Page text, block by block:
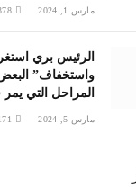
مارس 1, 2024
الرئيس بري
واستخفاف”
المراحل التي يمر
مارس 5, 2024